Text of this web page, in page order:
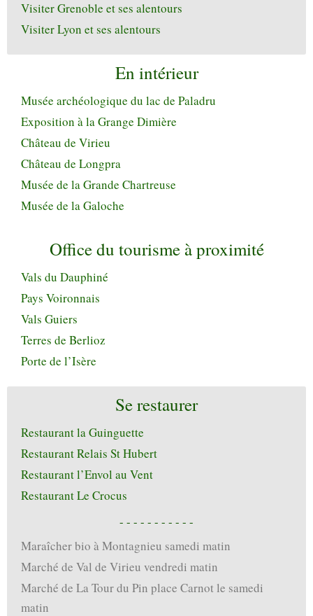
Visiter Grenoble et ses alentours
Visiter Lyon et ses alentours
En intérieur
Musée archéologique du lac de Paladru
Exposition à la Grange Dimière
Château de Virieu
Château de Longpra
Musée de la Grande Chartreuse
Musée de la Galoche
Office du tourisme à proximité
Vals du Dauphiné
Pays Voironnais
Vals Guiers
Terres de Berlioz
Porte de l’Isère
Se restaurer
Restaurant la Guinguette
Restaurant Relais St Hubert
Restaurant l’Envol au Vent
Restaurant Le Crocus
- - - - - - - - - - -
Maraîcher bio à Montagnieu samedi matin
Marché de Val de Virieu vendredi matin
Marché de La Tour du Pin place Carnot le samedi
matin